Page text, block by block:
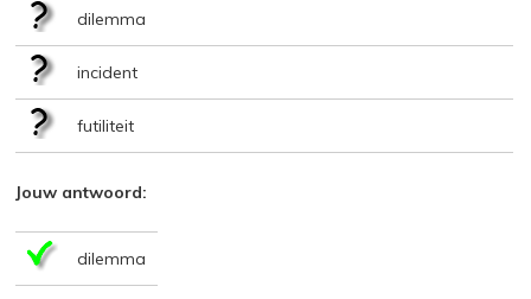
dilemma
incident
futiliteit
Jouw antwoord:
dilemma